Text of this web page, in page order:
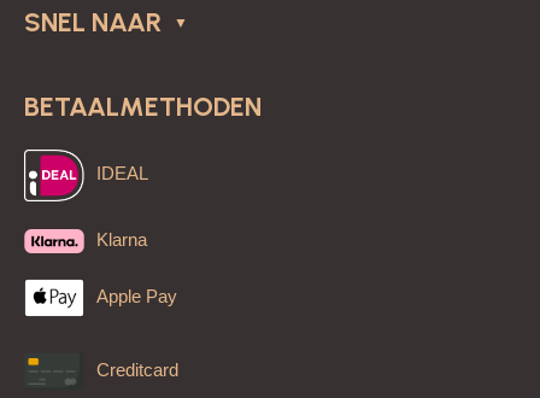
SNEL NAAR
BETAALMETHODEN
IDEAL
Klarna
Apple Pay
Creditcard